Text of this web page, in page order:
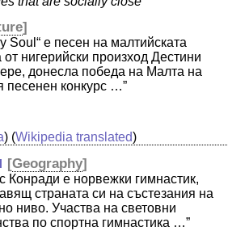
]
Soul“ е песен на малтийската
от нигерийски произход Дестини
донесла победа на Малта на
песенен конкурс …”
) (Wikipedia translated)
[Geography]
Конради е норвежки гимнастик,
страната си на състезания на
ниво. Участва на световни
по спортна гимнастика …”